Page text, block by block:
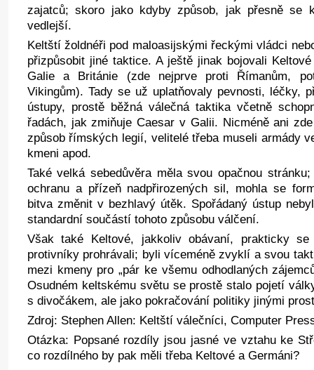
zajatců; skoro jako kdyby způsob, jak přesně se
vedlejší.
Keltští žoldnéři pod maloasijskými řeckými vládci
přizpůsobit jiné taktice. A ještě jinak bojovali
Galie a Británie (zde nejprve proti Římanům,
Vikingům). Tady se už uplatňovaly pevnosti, léčky,
ústupy, prostě běžná válečná taktika včetně
řadách, jak zmiňuje Caesar v Galii. Nicméně ani
způsob římských legií, velitelé třeba museli armády
kmeni apod.
Také velká sebedůvěra měla svou opačnou
ochranu a přízeň nadpřirozených sil, mohla se
bitva změnit v bezhlavý útěk. Spořádaný ústup
standardní součástí tohoto způsobu válčení.
Však také Keltové, jakkoliv obávaní, prakticky
protivníky prohrávali; byli víceméně zvyklí a svou
mezi kmeny pro „pár ke všemu odhodlaných
Osudném keltskému světu se prostě stalo pojetí
s divočákem, ale jako pokračování politiky jinými
Zdroj: Stephen Allen: Keltští válečníci, Computer
Otázka: Popsané rozdíly jsou jasné ve vztahu ke
co rozdílného by pak měli třeba Keltové a Germáni?